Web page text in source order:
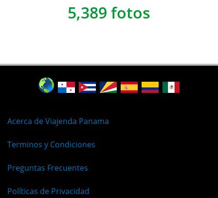
5,389 fotos
Acerca de Viajenda Panama
Terminos y Condiciones
Preguntas Frecuentes
Políticas de Privacidad